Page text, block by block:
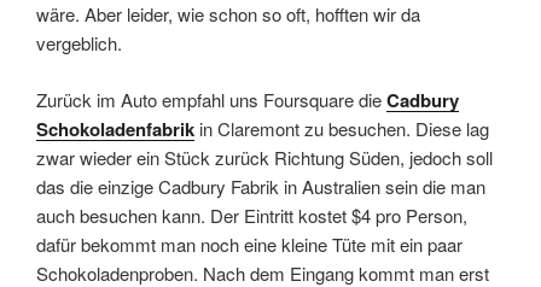
wäre. Aber leider, wie schon so oft, hofften wir da
vergeblich.
Zurück im Auto empfahl uns Foursquare dieCadbury
Schokoladenfabrik in Claremont zu besuchen. Diese lag
zwar wieder ein Stück zurück Richtung Süden, jedoch soll
das die einzige Cadbury Fabrik in Australien sein die man
auch besuchen kann. Der Eintritt kostet $4 pro Person,
dafür bekommt man noch eine kleine Tüte mit ein paar
Schokoladenproben. Nach dem Eingang kommt man erst